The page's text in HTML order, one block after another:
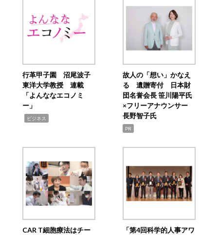
行革甲子園 沼尾波子
東洋大学教授 連載
「よんななエコノミ
ー」
ビジネス
故人の「想い」かなえ
る 遺贈寄付 日本財
団名誉会長 笹川陽平氏
×フリーアナウンサー
長野智子氏
PR
CAR T細胞療法はチー
「第4回科学的人事アワ